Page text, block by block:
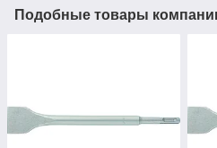
Подобные товары